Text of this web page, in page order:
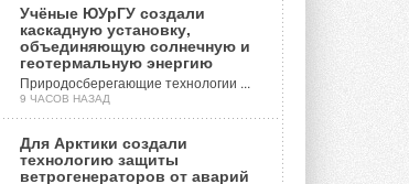
Учёные ЮУрГУ создали
каскадную установку,
объединяющую солнечную и
геотермальную энергию
Природосберегающие технологии ...
9 ЧАСОВ НАЗАД
Для Арктики создали
технологию защиты
ветрогенераторов от аварий